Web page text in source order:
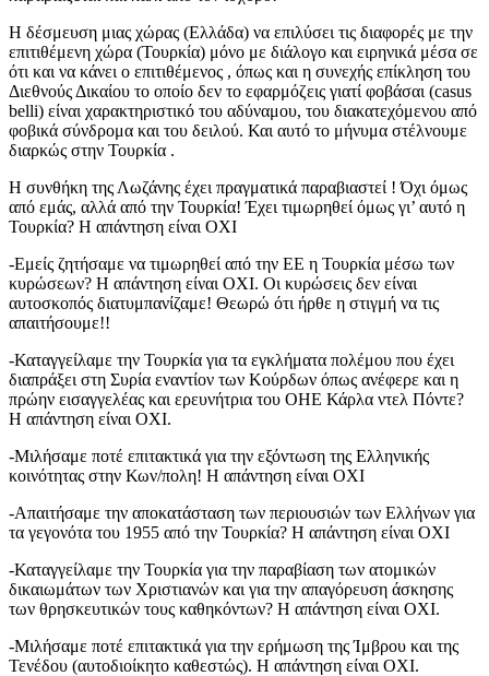
Η δέσμευση μιας χώρας (Ελλάδα) να επιλύσει τις διαφορές με την
επιτιθέμενη χώρα (Τουρκία) μόνο με διάλογο και ειρηνικά μέσα σε
ότι και να κάνει ο επιτιθέμενος , όπως και η συνεχής επίκληση του
Διεθνούς Δικαίου το οποίο δεν το εφαρμόζεις γιατί φοβάσαι (casus
belli) είναι χαρακτηριστικό του αδύναμου, του διακατεχόμενου από
φοβικά σύνδρομα και του δειλού. Και αυτό το μήνυμα στέλνουμε
διαρκώς στην Τουρκία .
Η συνθήκη της Λωζάνης έχει πραγματικά παραβιαστεί ! Όχι όμως
από εμάς, αλλά από την Τουρκία! Έχει τιμωρηθεί όμως γι’ αυτό η
Τουρκία? Η απάντηση είναι ΟΧΙ
-Εμείς ζητήσαμε να τιμωρηθεί από την ΕΕ η Τουρκία μέσω των
κυρώσεων? Η απάντηση είναι ΟΧΙ. Οι κυρώσεις δεν είναι
αυτοσκοπός διατυμπανίζαμε! Θεωρώ ότι ήρθε η στιγμή να τις
απαιτήσουμε!!
-Καταγγείλαμε την Τουρκία για τα εγκλήματα πολέμου που έχει
διαπράξει στη Συρία εναντίον των Κούρδων όπως ανέφερε και η
πρώην εισαγγελέας και ερευνήτρια του ΟΗΕ Κάρλα ντελ Πόντε?
Η απάντηση είναι ΟΧΙ.
-Μιλήσαμε ποτέ επιτακτικά για την εξόντωση της Ελληνικής
κοινότητας στην Κων/πολη! Η απάντηση είναι ΟΧΙ
-Απαιτήσαμε την αποκατάσταση των περιουσιών των Ελλήνων για
τα γεγονότα του 1955 από την Τουρκία? Η απάντηση είναι ΟΧΙ
-Καταγγείλαμε την Τουρκία για την παραβίαση των ατομικών
δικαιωμάτων των Χριστιανών και για την απαγόρευση άσκησης
των θρησκευτικών τους καθηκόντων? H απάντηση είναι ΟΧΙ.
-Μιλήσαμε ποτέ επιτακτικά για την ερήμωση της Ίμβρου και της
Τενέδου (αυτοδιοίκητο καθεστώς). Η απάντηση είναι ΟΧΙ.